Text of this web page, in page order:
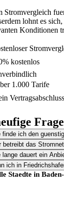
Stromvergleich
lohnt es
Konditionen
kostenlos
1.000 Tarife
finde ich den
betreibt das
lange dauert ein
ich in
Staedte in